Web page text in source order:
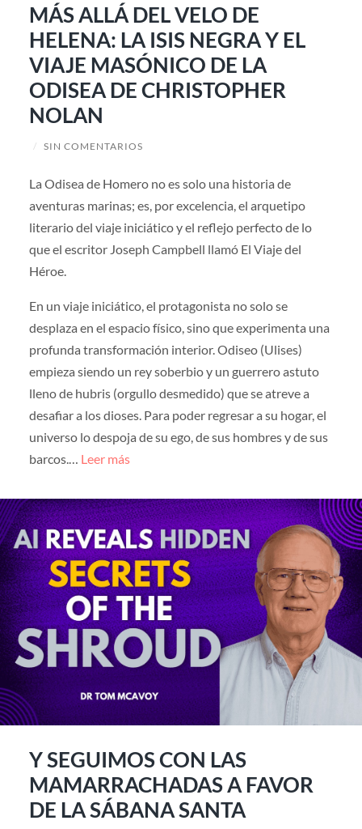
MÁS ALLÁ DEL VELO DE
HELENA: LA ISIS NEGRA Y EL
VIAJE MASÓNICO DE LA
ODISEA DE CHRISTOPHER
NOLAN
/ SIN COMENTARIOS
La Odisea de Homero no es solo una historia de
aventuras marinas; es, por excelencia, el arquetipo
literario del viaje iniciático y el reflejo perfecto de lo
que el escritor Joseph Campbell llamó El Viaje del
Héroe.
En un viaje iniciático, el protagonista no solo se
desplaza en el espacio físico, sino que experimenta una
profunda transformación interior. Odiseo (Ulises)
empieza siendo un rey soberbio y un guerrero astuto
lleno de hubris (orgullo desmedido) que se atreve a
desafiar a los dioses. Para poder regresar a su hogar, el
universo lo despoja de su ego, de sus hombres y de sus
barcos.… Leer más
Y SEGUIMOS CON LAS
MAMARRACHADAS A FAVOR
DE LA SÁBANA SANTA